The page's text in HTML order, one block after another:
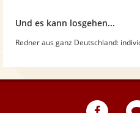
Und es kann losgehen...
Redner aus ganz Deutschland: